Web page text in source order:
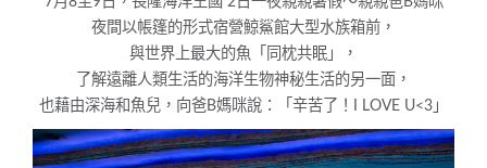
夜間以帳篷的形式宿營鯨鯊館大型水族箱前，
與世界上最大的魚「同枕共眠」，
了解遠離人類生活的海洋生物神秘生活的另一面，
也藉由深海和魚兒，向爸B媽咪說：「辛苦了！I LOVE U<3」